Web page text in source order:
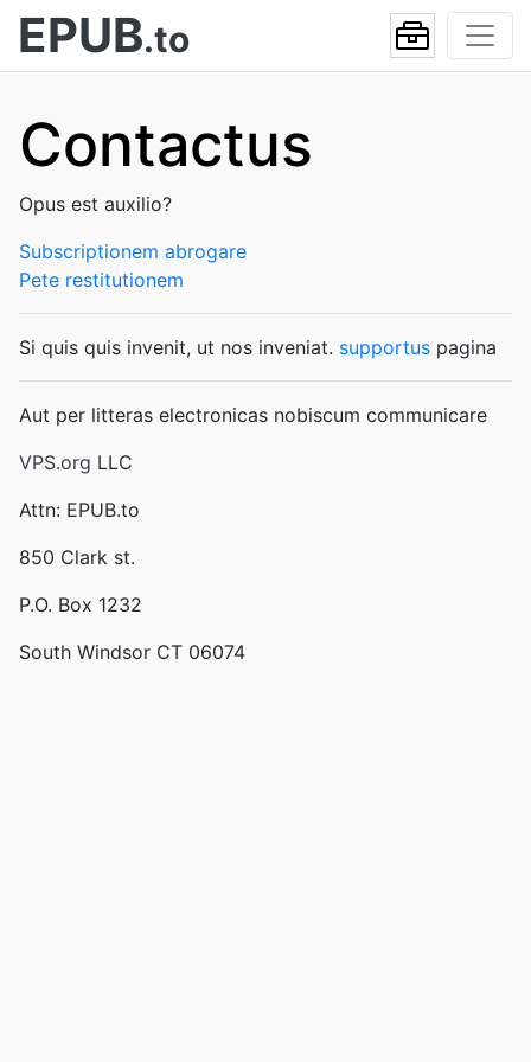
EPUB.to
Contactus
Opus est auxilio?
Subscriptionem abrogare
Pete restitutionem
Si quis quis invenit, ut nos inveniat. supportus pagina
Aut per litteras electronicas nobiscum communicare
VPS.org LLC
Attn: EPUB.to
850 Clark st.
P.O. Box 1232
South Windsor CT 06074